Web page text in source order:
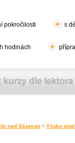
pokročilosti s
hodinách
nad Sázavou > Výuka